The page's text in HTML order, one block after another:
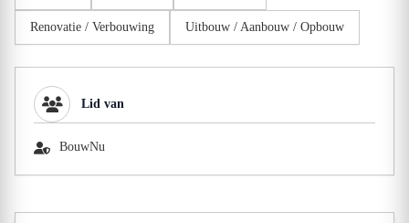
Renovatie / Verbouwing Uitbouw / Aanbouw / Opbouw
Lid van
BouwNu